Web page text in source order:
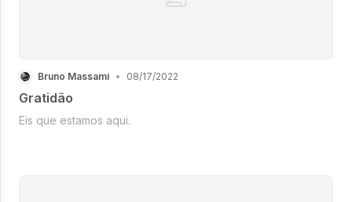
Bruno Massami • 08/17/2022
Gratidão
Eis que estamos aqui.